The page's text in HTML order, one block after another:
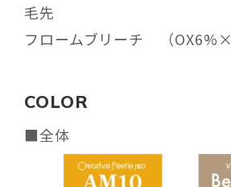
毛先
フロームブリーチ （
COLOR
■全体